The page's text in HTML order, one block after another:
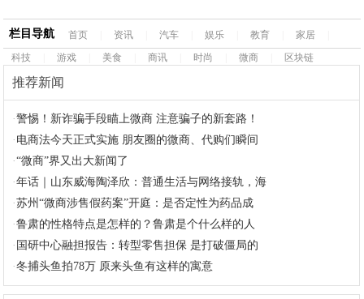
栏目导航 首页 资讯 汽车 娱乐 教育 家居
科技
游戏 美食 商讯 时尚 微商 区块链
推荐新闻
·警惕！新诈骗手段瞄上微商 注意骗子的新套路！
· 电商法今天正式实施 朋友圈的微商、代购们瞬间
·“微商”界又出大新闻了
·年话｜山东威海陶泽欣：普通生活与网络接轨，海
·苏州“微商涉售假药案”开庭：是否定性为药品成
·鲁肃的性格特点是怎样的？鲁肃是个什么样的人
· 国研中心融担报告：转型零售担保 是打破僵局的
·冬捕头鱼拍78万 原来头鱼有这样的寓意